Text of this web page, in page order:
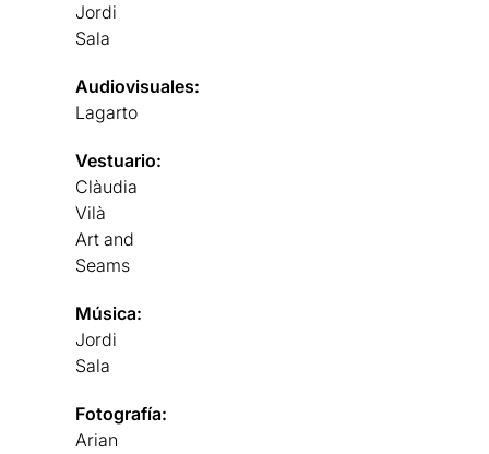
Jordi
Sala
Audiovisuales:
Lagarto
Vestuario:
Clàudia
Vilà
Art and
Seams
Música:
Jordi
Sala
Fotografía:
Arian